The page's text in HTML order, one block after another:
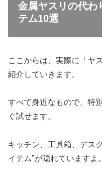
金属ヤスリの代わ
テム10選
ここからは、実際に「ヤ
紹介していきます。
すべて身近なもので、特
ぐ試せます。
キッチン、工具箱、デス
イテム”が隠れていますよ。